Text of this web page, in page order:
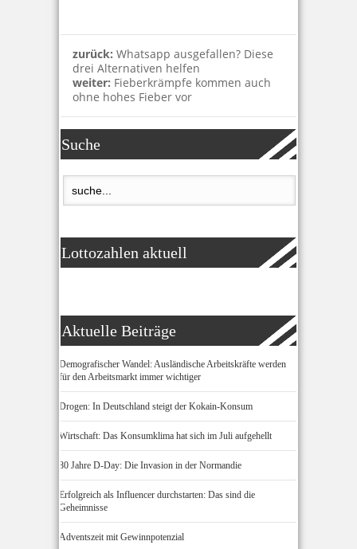
zurück: Whatsapp ausgefallen? Diese
drei Alternativen helfen
weiter: Fieberkrämpfe kommen auch
ohne hohes Fieber vor
Suche
Lottozahlen aktuell
Aktuelle Beiträge
Demografischer Wandel: Ausländische Arbeitskräfte werden
für den Arbeitsmarkt immer wichtiger
Drogen: In Deutschland steigt der Kokain-Konsum
Wirtschaft: Das Konsumklima hat sich im Juli aufgehellt
80 Jahre D-Day: Die Invasion in der Normandie
Erfolgreich als Influencer durchstarten: Das sind die
Geheimnisse
Adventszeit mit Gewinnpotenzial